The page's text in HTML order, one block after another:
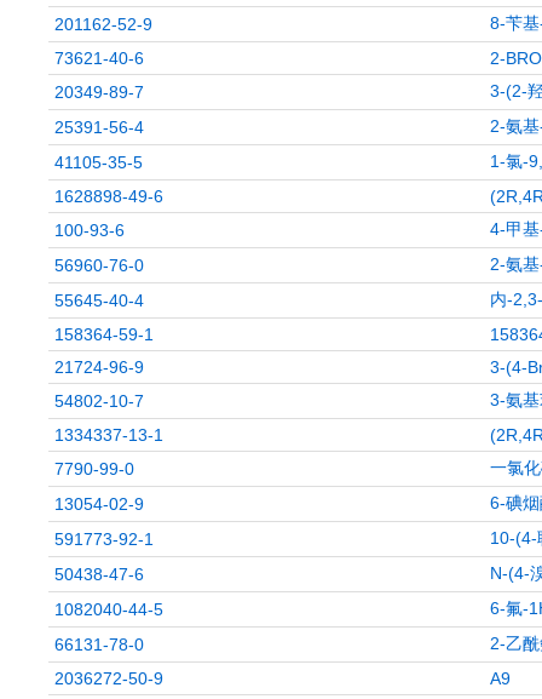
201162-52-9
8-苄
73621-40-6
2-
20349-89-7
3-(2-
25391-56-4
2-氨
41105-35-5
1-氯-
1628898-49-6
100-93-6
4-甲
56960-76-0
2-氨
55645-40-4
内-
158364-59-1
21724-96-9
3-(4-
54802-10-7
3-氨
1334337-13-1
7790-99-0
一氯
13054-02-9
6-碘
591773-92-1
10-(4-
50438-47-6
N-(4-
1082040-44-5
6-氟-
66131-78-0
2-乙
2036272-50-9
A9